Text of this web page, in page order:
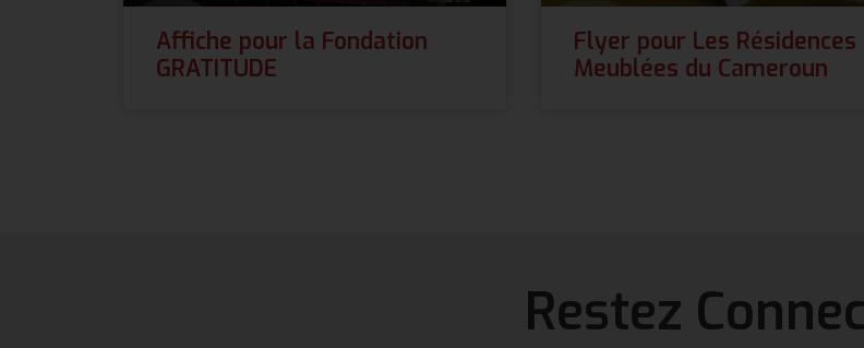
Affiche pour la Fondation
GRATITUDE
Flyer pour Les Résidences
Meublées du Cameroun
Restez